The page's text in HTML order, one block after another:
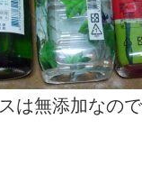
は無添加なの